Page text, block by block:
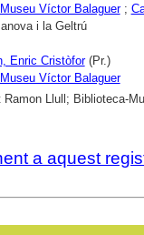
Víctor Balaguer;
i la Geltrú
Enric Cristòfor(Pr.)
Víctor Balaguer
Ramon Llull; Biblioteca-
a aquest